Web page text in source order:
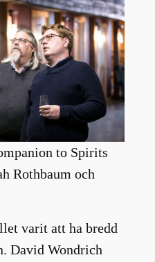
to Spirits
Rothbaum och
varit att ha bredd
David Wondrich